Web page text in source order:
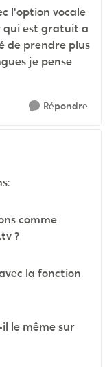
l'option vocale
qui est gratuit a
de prendre plus
je pense
Répondre
comme
?
la fonction
le même sur